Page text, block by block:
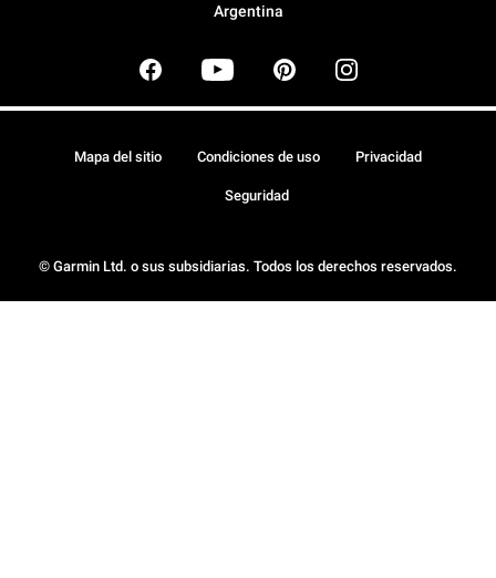
Argentina
© Garmin Ltd. o sus subsidiarias. Todos los derechos reservados.
Mapa del sitio Condiciones de uso Privacidad
Seguridad